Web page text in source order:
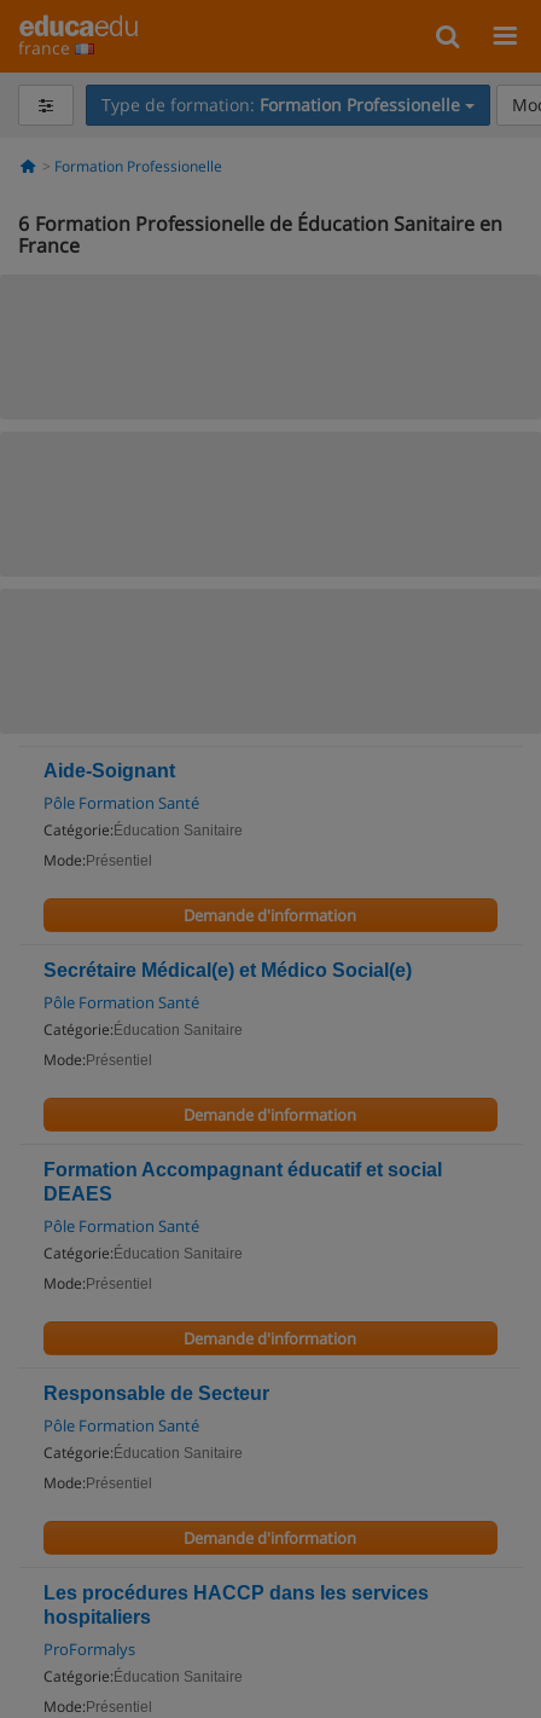
france
Type de formation: Formation Professionelle
Formation Professionelle
6 Formation Professionelle de Éducation Sanitaire en
France
Aide-Soignant
Pôle Formation Santé
Catégorie: Éducation Sanitaire
Mode: Présentiel
Demande d'information
Secrétaire Médical(e) et Médico Social(e)
Pôle Formation Santé
Catégorie: Éducation Sanitaire
Mode: Présentiel
Demande d'information
Formation Accompagnant éducatif et social
DEAES
Pôle Formation Santé
Catégorie: Éducation Sanitaire
Mode: Présentiel
Demande d'information
Responsable de Secteur
Pôle Formation Santé
Catégorie: Éducation Sanitaire
Mode: Présentiel
Demande d'information
Les procédures HACCP dans les services
hospitaliers
ProFormalys
Catégorie: Éducation Sanitaire
Mode: Présentiel